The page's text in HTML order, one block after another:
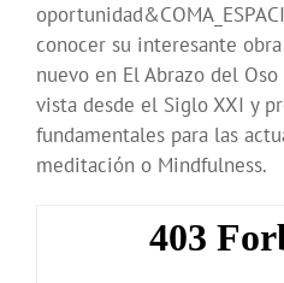
conocer su interesante
nuevo en El Abrazo del
vista desde el Siglo XXI y
fundamentales para las
meditación o Mindfulness.